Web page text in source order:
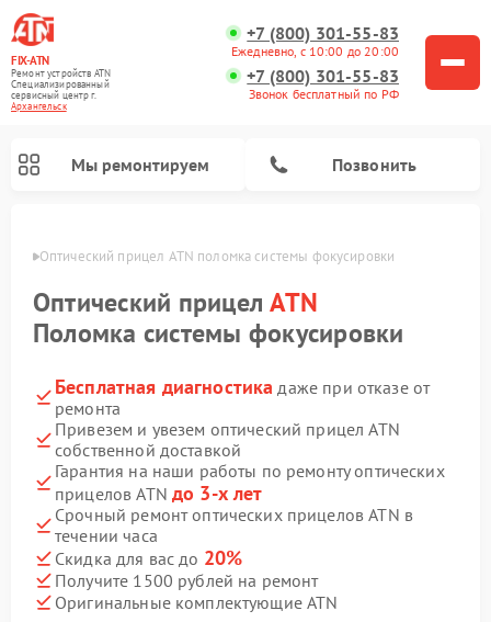
FIX-ATN
Ремонт устройств ATN
Специализированный
cервисный центр г.
Архангельск
+7 (800) 301-55-83
Ежедневно, с 10:00 до 20:00
+7 (800) 301-55-83
Звонок бесплатный по РФ
Мы ремонтируем Позвонить
Оптический прицел ATN поломка системы фокусировки
Оптический прицелATN
Поломка системы фокусировки
Бесплатная диагностика даже при отказе от
ремонта
Привезем и увезем оптический прицел ATN
собственной доставкой
Гарантия на наши работы по ремонту оптических
прицелов ATN до 3-х лет
Срочный ремонт оптических прицелов ATN в
течении часа
Скидка для вас до 20%
Получите 1500 рублей на ремонт
Оригинальные комплектующие ATN